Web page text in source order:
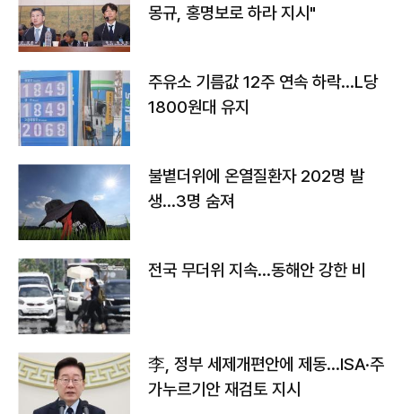
몽규, 홍명보로 하라 지시"
주유소 기름값 12주 연속 하락…L당
1800원대 유지
불볕더위에 온열질환자 202명 발
생…3명 숨져
전국 무더위 지속…동해안 강한 비
李, 정부 세제개편안에 제동…ISA·주
가누르기안 재검토 지시